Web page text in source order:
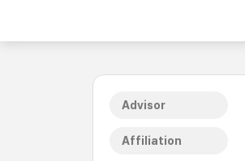
Advisor
Affiliation